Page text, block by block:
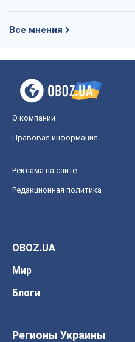
Все мнения
О компании
Правовая информация
Реклама на сайте
Редакционная политика
OBOZ.UA
Мир
Блоги
Регионы Украины